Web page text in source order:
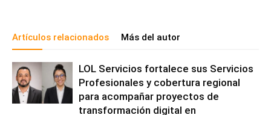
Artículos relacionados Más del autor
LOL Servicios fortalece sus Servicios
Profesionales y cobertura regional
para acompañar proyectos de
transformación digital en